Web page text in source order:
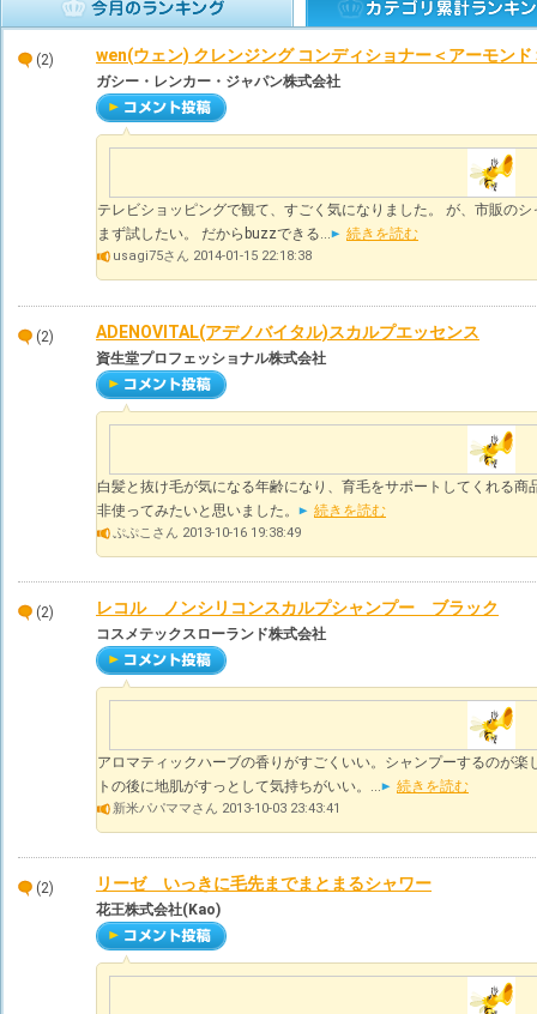
(2) wen(ウェン) クレンジング コンディショナー＜アーモンド
ガシー・レンカー・ジャパン株式会社
テレビショッピングで観て、すごく気になりました。 が、市販の
まず試したい。 だからbuzzできる...
続きを読む
usagi75さん 2014-01-15 22:18:38
(2) ADENOVITAL(アデノバイタル)スカルプエッセンス
資生堂プロフェッショナル株式会社
白髪と抜け毛が気になる年齢になり、育毛をサポートしてくれる
非使ってみたいと思いました。
続きを読む
ぷぷこさん 2013-10-16 19:38:49
(2) レコル ノンシリコンスカルプシャンプー ブラック
コスメテックスローランド株式会社
アロマティックハーブの香りがすごくいい。シャンプーするのが
トの後に地肌がすっとして気持ちがいい。...
続きを読む
新米パパママさん 2013-10-03 23:43:41
(2) リーゼ いっきに毛先までまとまるシャワー
花王株式会社(Kao)